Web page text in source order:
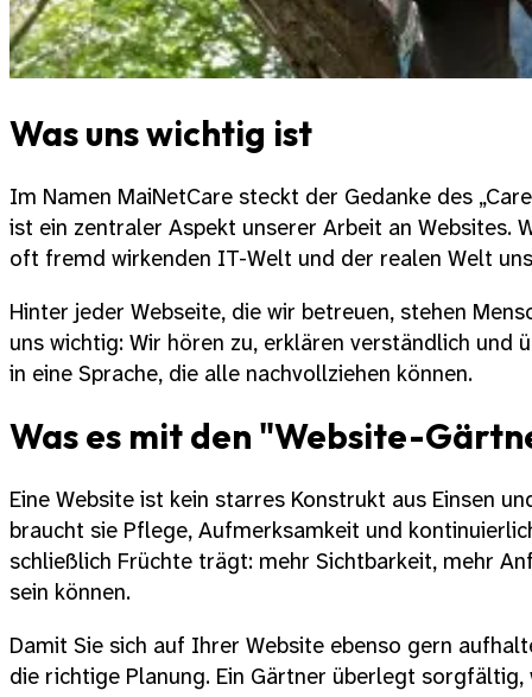
Was uns wichtig ist
Im Namen MaiNetCare steckt der Gedanke des
ist ein zentraler Aspekt unserer Arbeit an Websites.
oft fremd wirkenden IT-Welt und der realen Welt
Hinter jeder Webseite, die wir betreuen, stehen
uns wichtig: Wir hören zu, erklären verständlich
in eine Sprache, die alle nachvollziehen können.
Was es mit den "Website-
Eine Website ist kein starres Konstrukt aus Einsen
braucht sie Pflege, Aufmerksamkeit und
schließlich Früchte trägt: mehr Sichtbarkeit, mehr
sein können.
Damit Sie sich auf Ihrer Website ebenso gern
die richtige Planung. Ein Gärtner überlegt sorgfältig,